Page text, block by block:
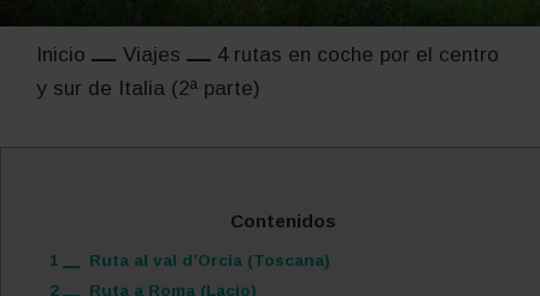
Inicio Viajes
4 rutas en coche por el centro
y sur de Italia (2ª parte)
Contenidos
1
Ruta al val d’Orcia (Toscana)
2
Ruta a Roma (Lacio)